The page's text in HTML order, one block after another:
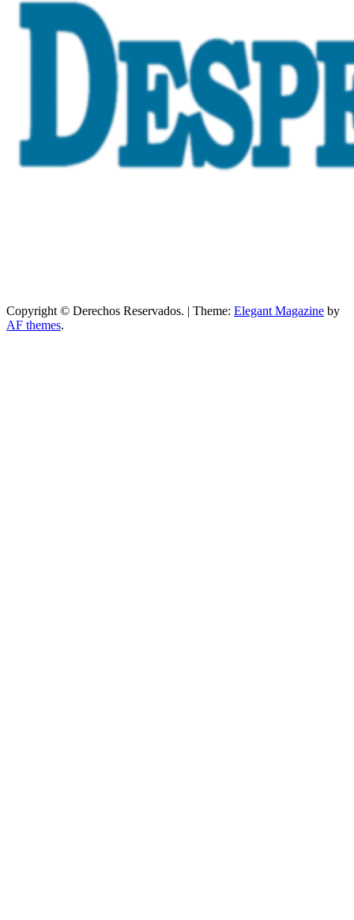
Copyright © Derechos Reservados. | Theme: Elegant Magazine by
AF themes.